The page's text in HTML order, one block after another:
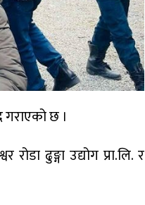
गराएको छ ।
ढुङ्गा उद्योग प्रा.लि. र